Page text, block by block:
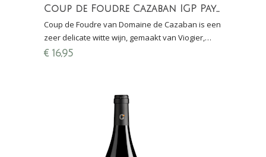
Coup de Foudre Cazaban IGP Pays d'Aude
Coup de Foudre van Domaine de Cazaban is een
zeer delicate witte wijn, gemaakt van Viogier,
Vermentino en Rousanne. Bio-dynamisch
€ 16,95